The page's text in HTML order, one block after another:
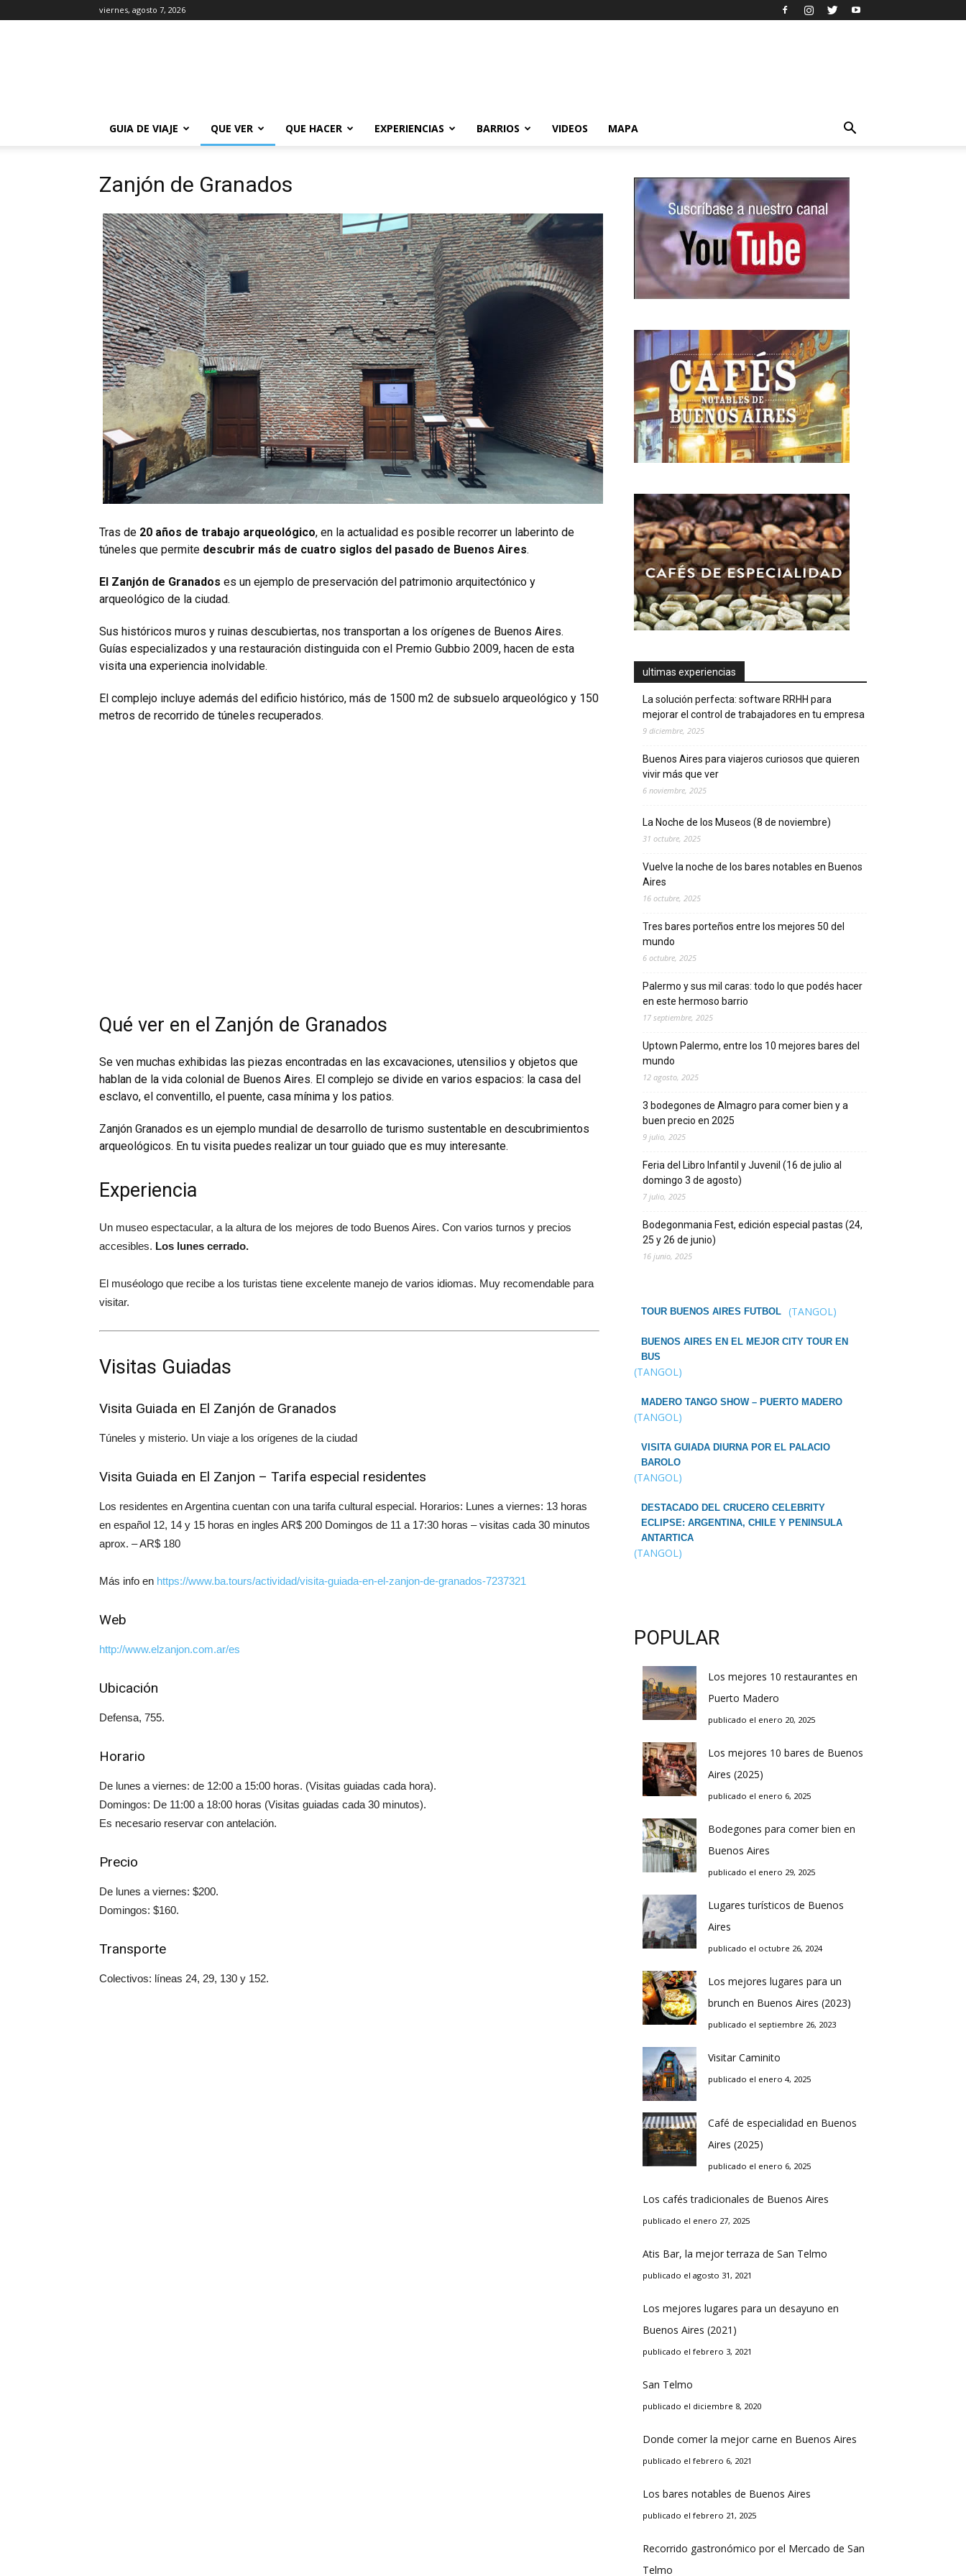
viernes, agosto 7, 2026
GUIA DE VIAJE
QUE VER QUE HACER EXPERIENCIAS BARRIOS VIDEOS MAPA
Zanjón de Granados
Tras de 20 años de trabajo arqueológico, en la actualidad es posible recorrer un laberinto de
túneles que permite descubrir más de cuatro siglos del pasado de Buenos Aires.
El Zanjón de Granados es un ejemplo de preservación del patrimonio arquitectónico y
arqueológico de la ciudad.
Sus históricos muros y ruinas descubiertas, nos transportan a los orígenes de Buenos Aires.
Guías especializados y una restauración distinguida con el Premio Gubbio 2009, hacen de esta
visita una experiencia inolvidable.
El complejo incluye además del edificio histórico, más de 1500 m2 de subsuelo arqueológico y 150
metros de recorrido de túneles recuperados.
Qué ver en el Zanjón de Granados
Se ven muchas exhibidas las piezas encontradas en las excavaciones, utensilios y objetos que
hablan de la vida colonial de Buenos Aires. El complejo se divide en varios espacios: la casa del
esclavo, el conventillo, el puente, casa mínima y los patios.
Zanjón Granados es un ejemplo mundial de desarrollo de turismo sustentable en descubrimientos
arqueológicos. En tu visita puedes realizar un tour guiado que es muy interesante.
Experiencia
Un museo espectacular, a la altura de los mejores de todo Buenos Aires. Con varios turnos y precios
accesibles. Los lunes cerrado.
El muséologo que recibe a los turistas tiene excelente manejo de varios idiomas. Muy recomendable para
visitar.
Visitas Guiadas
Visita Guiada en El Zanjón de Granados
Túneles y misterio. Un viaje a los orígenes de la ciudad
Visita Guiada en El Zanjon – Tarifa especial residentes
Los residentes en Argentina cuentan con una tarifa cultural especial. Horarios: Lunes a viernes: 13 horas
en español 12, 14 y 15 horas en ingles AR$ 200 Domingos de 11 a 17:30 horas – visitas cada 30 minutos
aprox. – AR$ 180
Más info en https://www.ba.tours/actividad/visita-guiada-en-el-zanjon-de-granados-7237321
Web
http://www.elzanjon.com.ar/es
Ubicación
Defensa, 755.
Horario
De lunes a viernes: de 12:00 a 15:00 horas. (Visitas guiadas cada hora).
Domingos: De 11:00 a 18:00 horas (Visitas guiadas cada 30 minutos).
Es necesario reservar con antelación.
Precio
De lunes a viernes: $200.
Domingos: $160.
Transporte
Colectivos: líneas 24, 29, 130 y 152.
ultimas experiencias
La solución perfecta: software RRHH para
mejorar el control de trabajadores en tu empresa
9 diciembre, 2025
Buenos Aires para viajeros curiosos que quieren
vivir más que ver
6 noviembre, 2025
La Noche de los Museos (8 de noviembre)
31 octubre, 2025
Vuelve la noche de los bares notables en Buenos
Aires
16 octubre, 2025
Tres bares porteños entre los mejores 50 del
mundo
6 octubre, 2025
Palermo y sus mil caras: todo lo que podés hacer
en este hermoso barrio
17 septiembre, 2025
Uptown Palermo, entre los 10 mejores bares del
mundo
12 agosto, 2025
3 bodegones de Almagro para comer bien y a
buen precio en 2025
9 julio, 2025
Feria del Libro Infantil y Juvenil (16 de julio al
domingo 3 de agosto)
7 julio, 2025
Bodegonmania Fest, edición especial pastas (24,
25 y 26 de junio)
16 junio, 2025
TOUR BUENOS AIRES FUTBOL (TANGOL)
BUENOS AIRES EN EL MEJOR CITY TOUR EN
BUS
(TANGOL)
MADERO TANGO SHOW – PUERTO MADERO
(TANGOL)
VISITA GUIADA DIURNA POR EL PALACIO
BAROLO
(TANGOL)
DESTACADO DEL CRUCERO CELEBRITY
ECLIPSE: ARGENTINA, CHILE Y PENINSULA
ANTARTICA
(TANGOL)
POPULAR
Los mejores 10 restaurantes en
Puerto Madero
publicado el enero 20, 2025
Los mejores 10 bares de Buenos
Aires (2025)
publicado el enero 6, 2025
Bodegones para comer bien en
Buenos Aires
publicado el enero 29, 2025
Lugares turísticos de Buenos
Aires
publicado el octubre 26, 2024
Los mejores lugares para un
brunch en Buenos Aires (2023)
publicado el septiembre 26, 2023
Visitar Caminito
publicado el enero 4, 2025
Café de especialidad en Buenos
Aires (2025)
publicado el enero 6, 2025
Los cafés tradicionales de Buenos Aires
publicado el enero 27, 2025
Atis Bar, la mejor terraza de San Telmo
publicado el agosto 31, 2021
Los mejores lugares para un desayuno en
Buenos Aires (2021)
publicado el febrero 3, 2021
San Telmo
publicado el diciembre 8, 2020
Donde comer la mejor carne en Buenos Aires
publicado el febrero 6, 2021
Los bares notables de Buenos Aires
publicado el febrero 21, 2025
Recorrido gastronómico por el Mercado de San
Telmo